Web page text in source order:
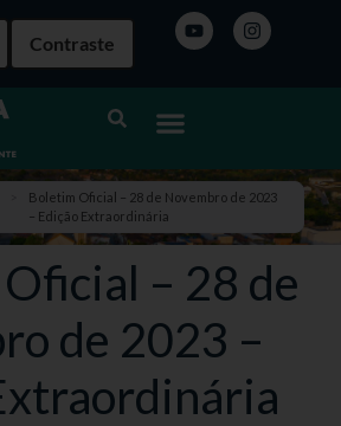
Contraste
Boletim Oficial – 28 de Novembro de 2023
– Edição Extraordinária
– 28 de
de 2023 –